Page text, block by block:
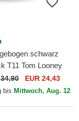
schwarz
T11 Tom Looney
Capslab
34,90 EUR 24,43
bis Mittwoch, Aug. 12